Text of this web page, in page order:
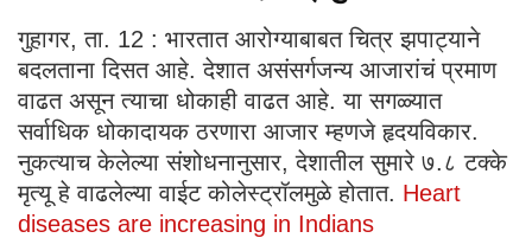
गुहागर, ता. 12 : भारतात आरोग्याबाबत चित्र झपाट्याने
बदलताना दिसत आहे. देशात असंसर्गजन्य आजारांचं प्रमाण
वाढत असून त्याचा धोकाही वाढत आहे. या सगळ्यात
सर्वाधिक धोकादायक ठरणारा आजार म्हणजे हृदयविकार.
नुकत्याच केलेल्या संशोधनानुसार, देशातील सुमारे ७.८ टक्के
मृत्यू हे वाढलेल्या वाईट कोलेस्ट्रॉलमुळे होतात. Heart
diseases are increasing in Indians